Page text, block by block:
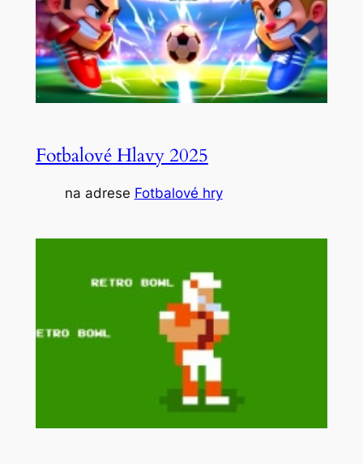
Fotbalové Hlavy 2025
na adrese Fotbalové hry